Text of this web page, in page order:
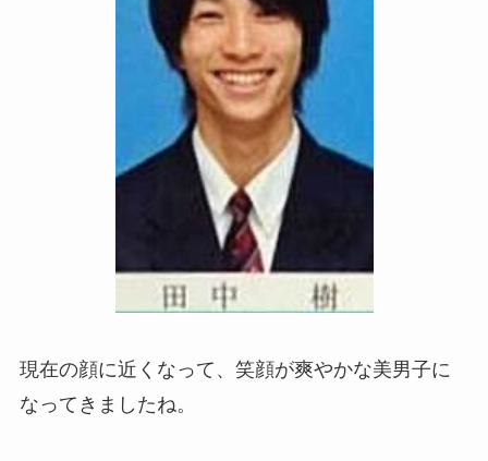
現在の顔に近くなって、笑顔が爽やかな美男子に
なってきましたね。